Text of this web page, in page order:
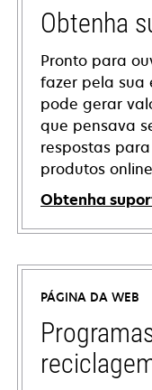
Obtenha
Pronto para
fazer pela sua
pode gerar
que pensava
respostas
produtos
Obtenha
abre
em
nova
guia
PÁGINA DA WEB